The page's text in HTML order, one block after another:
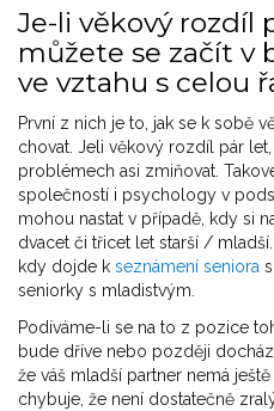
Je-li věkový rozdíl
můžete se začít v
ve vztahu s celou
První z nich je to, jak se k sobě
chovat. Jeli věkový rozdíl pár
problémech asi zmiňovat.
společností i psychology v
mohou nastat v případě, kdy si
dvacet či třicet let starší /
kdy dojde k seznámení seniora
seniorky s mladistvým.
Podíváme-li se na to z pozice
bude dříve nebo později
že váš mladší partner nemá
chybuje, že není dostatečně